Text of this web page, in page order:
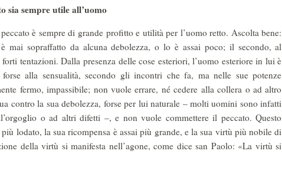
sia sempre utile all’uomo
è sempre di grande profitto e utilità per l’uomo retto. Ascolta bene:
mai sopraffatto da alcuna debolezza, o lo è assai poco; il secondo, al
tentazioni. Dalla presenza delle cose esteriori, l’uomo esteriore in lui è
alla sensualità, secondo gli incontri che fa, ma nelle sue potenze
fermo, impassibile; non vuole errare, né cedere alla collera o ad altro
contro la sua debolezza, forse per lui naturale – molti uomini sono infatti
o ad altri difetti –, e non vuole commettere il peccato. Questo
lodato, la sua ricompensa è assai più grande, e la sua virtù più nobile di
della virtù si manifesta nell’agone, come dice san Paolo: «La virtù si